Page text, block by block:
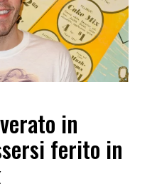
in
ferito in